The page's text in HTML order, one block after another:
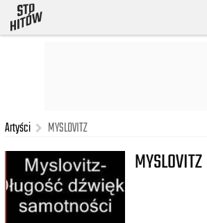
Artyści MYSLOVITZ
MYSLOVITZ